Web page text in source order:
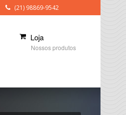
(21) 98869-9542
Loja
Nossos produtos